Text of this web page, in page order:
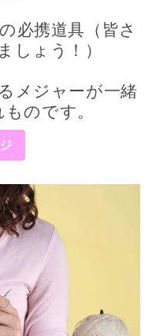
必携道具（皆さ
しょう！）
メジャーが一緒
のです。